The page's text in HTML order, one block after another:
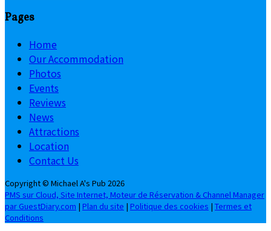
Pages
Home
Our Accommodation
Photos
Events
Reviews
News
Attractions
Location
Contact Us
Copyright © Michael A's Pub 2026
PMS sur Cloud, Site Internet, Moteur de Réservation & Channel Manager
par GuestDiary.com | Plan du site | Politique des cookies | Termes et
Conditions